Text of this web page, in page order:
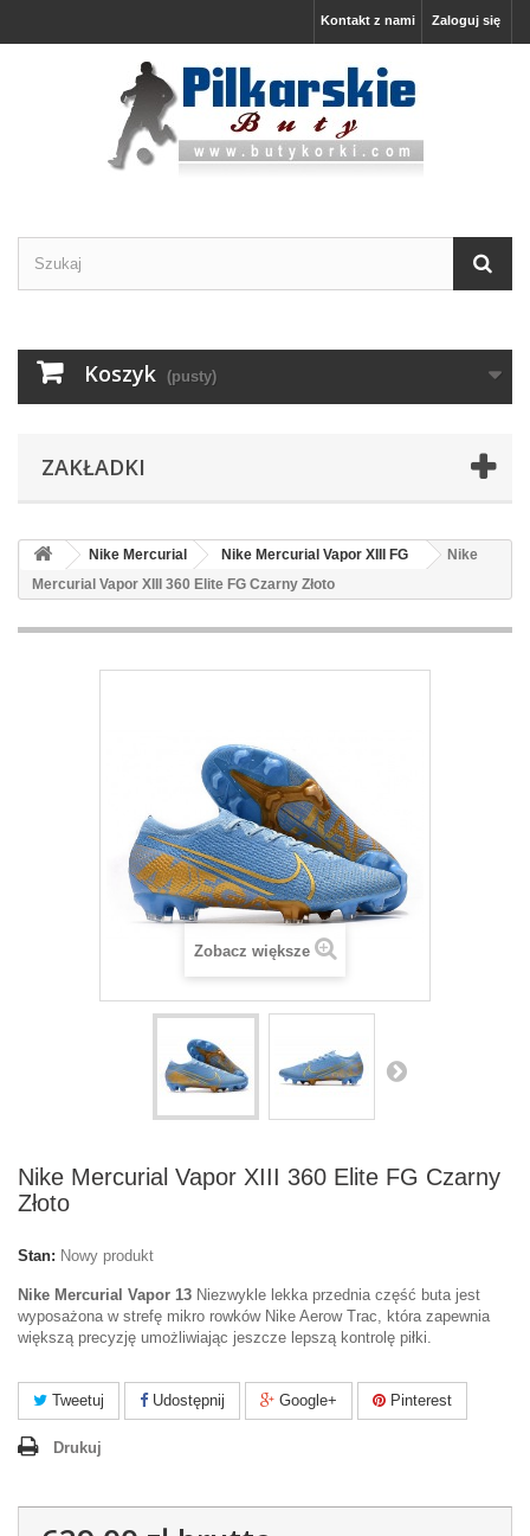
Zaloguj się
Kontakt z nami
Koszyk (pusty)
ZAKŁADKI
Nike Mercurial Nike Mercurial Vapor XIII FG
Nike
Mercurial Vapor XIII 360 Elite FG Czarny Złoto
Zobacz większe
Nike Mercurial Vapor XIII 360 Elite FG Czarny
Złoto
Stan: Nowy produkt
Nike Mercurial Vapor 13 Niezwykle lekka przednia część buta jest
wyposażona w strefę mikro rowków Nike Aerow Trac, która zapewnia
większą precyzję umożliwiając jeszcze lepszą kontrolę piłki.
Tweetuj Udostępnij Google+ Pinterest
Drukuj